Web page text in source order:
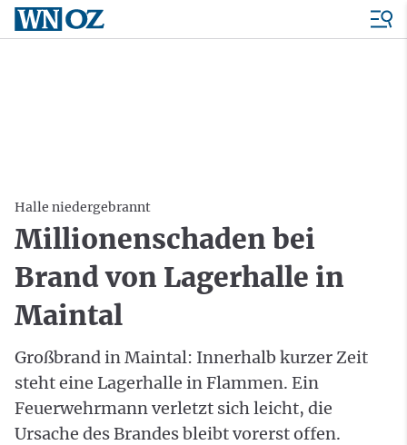
Halle niedergebrannt
Millionenschaden bei
Brand von Lagerhalle in
Maintal
Großbrand in Maintal: Innerhalb kurzer Zeit
steht eine Lagerhalle in Flammen. Ein
Feuerwehrmann verletzt sich leicht, die
Ursache des Brandes bleibt vorerst offen.